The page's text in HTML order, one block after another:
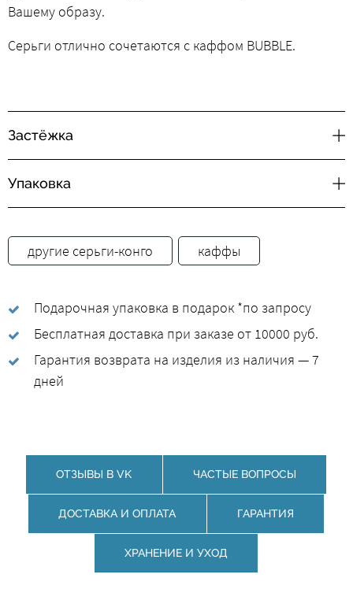
Вашему образу.
Серьги отлично сочетаются с каффом BUBBLE.
Застёжка
Упаковка
другие серьги-конго каффы
Подарочная упаковка в подарок *по запросу
Бесплатная доставка при заказе от 10000 руб.
Гарантия возврата на изделия из наличия — 7
дней
ОТЗЫВЫ В VK ЧАСТЫЕ ВОПРОСЫ
ДОСТАВКА И ОПЛАТА ГАРАНТИЯ
ХРАНЕНИЕ И УХОД